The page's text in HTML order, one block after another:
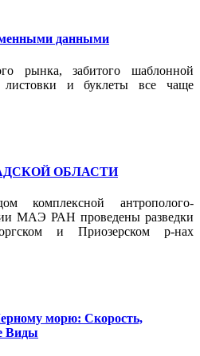
данными
рынка, забитого шаблонной
листовки и буклеты все чаще
ОБЛАСТИ
комплексной антрополого-
МАЭ РАН проведены разведки
и Приозерском р-нах
морю: Скорость,
Виды